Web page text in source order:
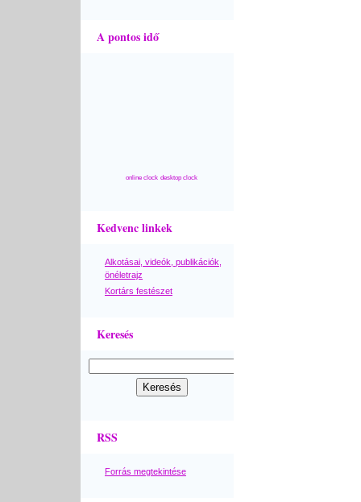
A pontos idő
online clock desktop clock
Kedvenc linkek
Alkotásai, videók, publikációk,
önéletrajz
Kortárs festészet
Keresés
RSS
Forrás megtekintése